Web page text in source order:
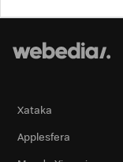
Xataka
Applesfera